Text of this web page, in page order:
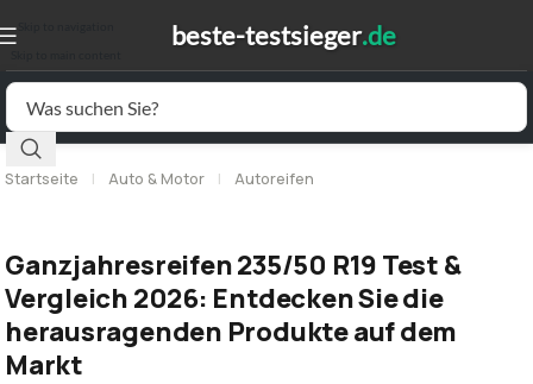
Startseite | Auto & Motor | Autoreifen
Ganzjahresreifen 235/50 R19 Test &
Vergleich 2026: Entdecken Sie die
herausragenden Produkte auf dem
Markt